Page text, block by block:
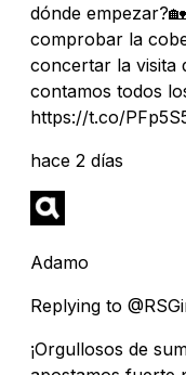
dónde
comprobar la
concertar la visita
contamos todos
https://t.co/
hace 2 días
Adamo
Replying to
¡Orgullosos de